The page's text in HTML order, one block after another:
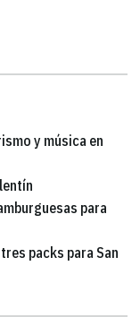
y música en
para
packs para San